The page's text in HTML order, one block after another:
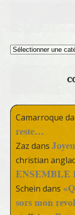
Thèmes
Camarroque
reste…
Zaz dans
christian
ENSEMBLE
Schein dans
sors mon